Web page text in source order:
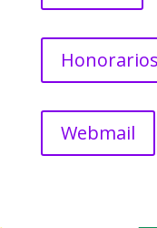
Honorarios
Webmail